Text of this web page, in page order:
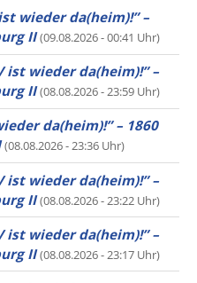
ist wieder da(heim)!” –
II (09.08.2026 - 00:41 Uhr)
ist wieder da(heim)!” –
II (08.08.2026 - 23:59 Uhr)
da(heim)!” – 1860
(08.08.2026 - 23:36 Uhr)
ist wieder da(heim)!” –
II (08.08.2026 - 23:22 Uhr)
ist wieder da(heim)!” –
II (08.08.2026 - 23:17 Uhr)